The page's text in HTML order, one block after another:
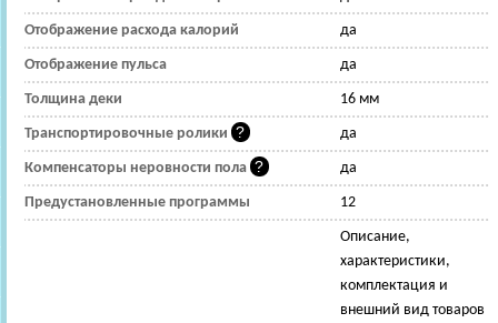
Отображение расхода калорий да
Отображение пульса да
Толщина деки 16 мм
Транспортировочные ролики да
Компенсаторы неровности пола да
Предустановленные программы 12
Описание,
характеристики,
комплектация и
внешний вид товаров